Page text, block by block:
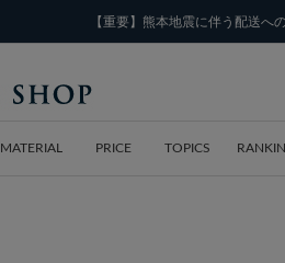
【重要】熊本地震に伴う配送へ
MATERIAL PRICE TOPICS